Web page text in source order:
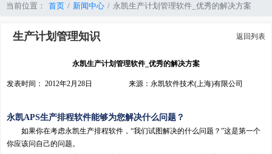
当前位置： 首页 新闻中心 永凯生产计划管理软件_优秀的解决方案
生产计划管理知识 返回列表
永凯生产计划管理软件_优秀的解决方案
发表时间： 2012年2月28日 来源：永凯软件技术(上海)有限公司
永凯APS生产排程软件能够为您解决什么问题？
如果你在考虑永凯生产排程软件，“我们试图解决的什么问题？”这是第一个
你应该问自己的问题。